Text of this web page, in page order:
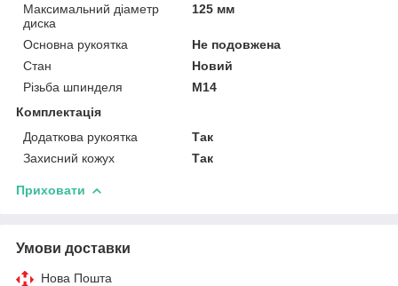
Максимальний діаметр
диска
125 мм
Основна рукоятка
Не подовжена
Стан
Новий
Різьба шпинделя
М14
Комплектація
Додаткова рукоятка
Так
Захисний кожух
Так
Приховати
Умови доставки
Нова Пошта